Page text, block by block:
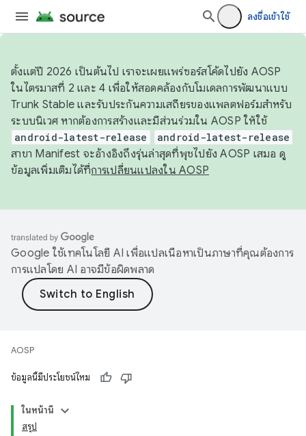
ลงชื่อเข้าใช้
ตั้งแต่ปี 2026 เป็นต้นไป เราจะเผยแพร่ซอร์สโค้ดไปยัง AOSP
ในไตรมาสที่ 2 และ 4 เพื่อให้สอดคล้องกับโมเดลการพัฒนาแบบ
Trunk Stable และรับประกันความเสถียรของแพลตฟอร์มสำหรับ
ระบบนิเวศ หากต้องการสร้างและมีส่วนร่วมใน AOSP ให้ใช้
android-latest-release android-latest-release
สาขา Manifest จะอ้างอิงถึงรุ่นล่าสุดที่พุชไปยัง AOSP เสมอ ดู
ข้อมูลเพิ่มเติมได้ที่การเปลี่ยนแปลงใน AOSP
Google ใช้เทคโนโลยี AI เพื่อแปลเนื้อหาเป็นภาษาที่คุณต้องการ
การแปลโดย AI อาจมีข้อผิดพลาด
AOSP
ข้อมูลนี้มีประโยชน์ไหม
ในหน้านี้
สรุป